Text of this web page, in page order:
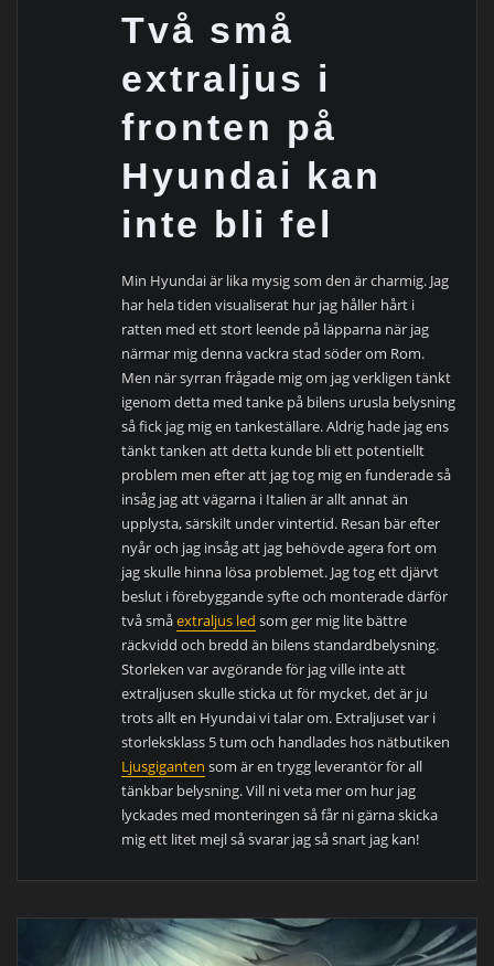
Två små
extraljus i
fronten på
Hyundai kan
inte bli fel
Min Hyundai är lika mysig som den är charmig. Jag
har hela tiden visualiserat hur jag håller hårt i
ratten med ett stort leende på läpparna när jag
närmar mig denna vackra stad söder om Rom.
Men när syrran frågade mig om jag verkligen tänkt
igenom detta med tanke på bilens urusla belysning
så fick jag mig en tankeställare. Aldrig hade jag ens
tänkt tanken att detta kunde bli ett potentiellt
problem men efter att jag tog mig en funderade så
insåg jag att vägarna i Italien är allt annat än
upplysta, särskilt under vintertid. Resan bär efter
nyår och jag insåg att jag behövde agera fort om
jag skulle hinna lösa problemet. Jag tog ett djärvt
beslut i förebyggande syfte och monterade därför
två småextraljus led som ger mig lite bättre
räckvidd och bredd än bilens standardbelysning.
Storleken var avgörande för jag ville inte att
extraljusen skulle sticka ut för mycket, det är ju
trots allt en Hyundai vi talar om. Extraljuset var i
storleksklass 5 tum och handlades hos nätbutiken
Ljusgiganten som är en trygg leverantör för all
tänkbar belysning. Vill ni veta mer om hur jag
lyckades med monteringen så får ni gärna skicka
mig ett litet mejl så svarar jag så snart jag kan!